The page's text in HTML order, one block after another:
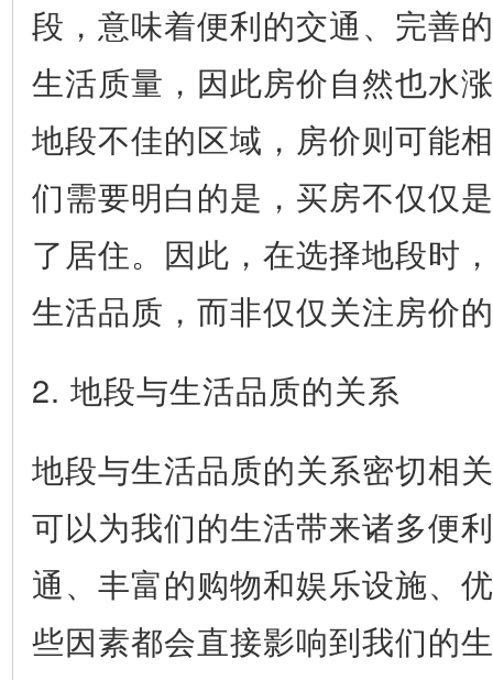
段，意味着便利的交通、完善
生活质量，因此房价自然也水
地段不佳的区域，房价则可能
们需要明白的是，买房不仅仅
了居住。因此，在选择地段时
生活品质，而非仅仅关注房价
2. 地段与生活品质的关系
地段与生活品质的关系密切相
可以为我们的生活带来诸多便
通、丰富的购物和娱乐设施、
些因素都会直接影响到我们的